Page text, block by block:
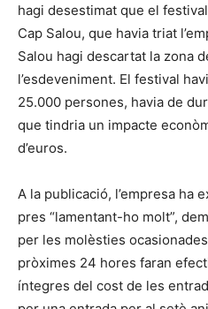
hagi desestimat que el
Cap Salou, que havia triat
Salou hagi descartat la zona
l’esdeveniment. El festival
25.000 persones, havia de
que tindria un impacte
d’euros.
A la publicació, l’empresa ha
pres “lamentant-ho molt”,
per les molèsties
pròximes 24 hores faran
íntegres del cost de les